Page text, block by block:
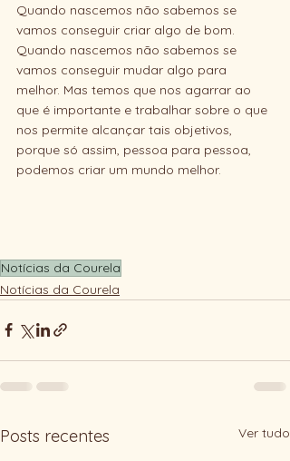
Quando nascemos não sabemos se
vamos conseguir criar algo de bom.
Quando nascemos não sabemos se
vamos conseguir mudar algo para
melhor. Mas temos que nos agarrar ao
que é importante e trabalhar sobre o que
nos permite alcançar tais objetivos,
porque só assim, pessoa para pessoa,
podemos criar um mundo melhor.
Notícias da Courela
Notícias da Courela
Posts recentes Ver tudo